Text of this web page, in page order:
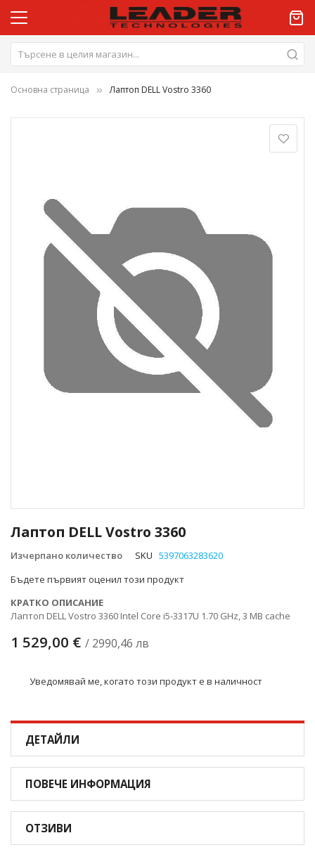
Основна страница Лаптоп DELL Vostro 3360
Лаптоп DELL Vostro 3360
Изчерпано количество SKU 5397063283620
Бъдете първият оценил този продукт
КРАТКО ОПИСАНИЕ
Лаптоп DELL Vostro 3360 Intel Core i5-3317U 1.70 GHz, 3 MB cache
1 529,00 € / 2990,46 лв
Уведомявай ме, когато този продукт е в наличност
изображенията
към
началото
на
със
ДЕТАЙЛИ
ПОВЕЧЕ ИНФОРМАЦИЯ
ОТЗИВИ